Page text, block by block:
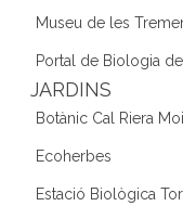
Museu de les
Portal de Biologia
JARDINS
Botànic Cal Riera
Ecoherbes
Estació Biològica